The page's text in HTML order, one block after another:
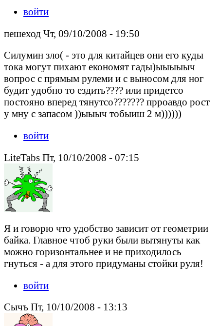
войти
пешеход Чт, 09/10/2008 - 19:50
Силумин зло( - это для китайцев они его куды
тока могут пихают економят гады)ыыыыыч
вопрос с прямым рулеми и с выносом для ног
будит удобно то ездить???? или придетсо
постояно вперед тянутсо??????? прроавдо рост
у мну с запасом ))ыыыч тобыиш 2 м))))))
войти
LiteTabs Пт, 10/10/2008 - 07:15
Я и говорю что удобство зависит от геометрии
байка. Главное чтоб руки были вытянуты как
можно горизонтальнее и не приходилось
гнуться - а для этого придуманы стойки руля!
войти
Сычъ Пт, 10/10/2008 - 13:13